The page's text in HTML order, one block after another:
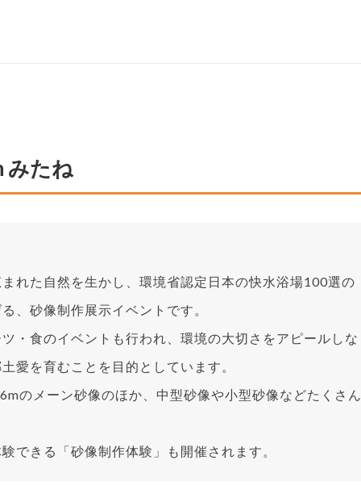
みたね
れた自然を生かし、環境省認定日本の快水浴場100選の
、砂像制作展示イベントです。
・食のイベントも行われ、環境の大切さをアピールしな
愛を育むことを目的としています。
のメーン砂像のほか、中型砂像や小型砂像などたくさん
できる「砂像制作体験」も開催されます。